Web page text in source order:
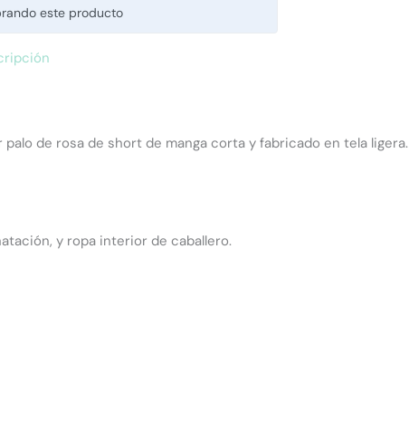
este producto
palo de rosa de short de manga corta y fabricado en tela ligera.
y ropa interior de caballero.